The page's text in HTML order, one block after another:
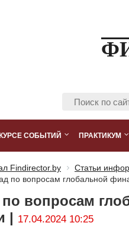
СОБЫТИЙ ПРАКТИКУМ
Findirector.by Статьи
по вопросам глобальной
вопросам
| 17.04.2024 10:25